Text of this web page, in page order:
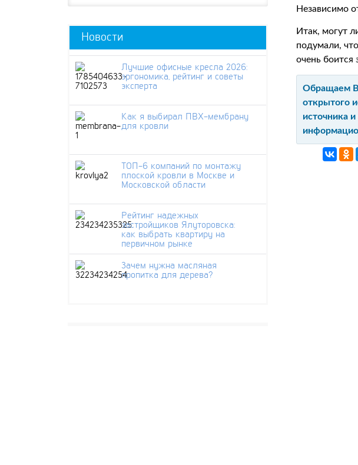
Независимо
Итак, могут
подумали,
очень боится
Обращаем
открытого
источника
Новости
Лучшие офисные кресла 2026:
эргономика, рейтинг и советы
эксперта
Как я выбирал ПВХ-мембрану
для кровли
ТОП-6 компаний по монтажу
плоской кровли в Москве и
Московской области
Рейтинг надежных
застройщиков Ялуторовска:
как выбрать квартиру на
первичном рынке
Зачем нужна масляная
пропитка для дерева?